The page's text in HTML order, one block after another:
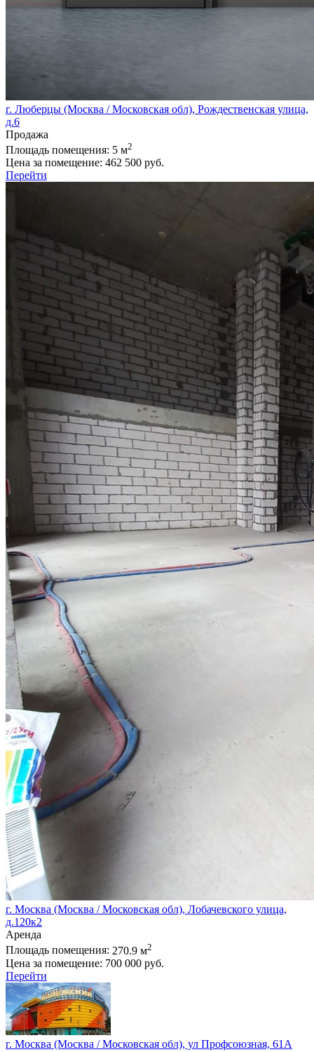
г. Люберцы (Москва / Московская обл), Рождественская улица,
д.6
Продажа
Площадь помещения: 5 м2
Цена за помещение: 462 500 руб.
Перейти
г. Москва (Москва / Московская обл), Лобачевского улица,
д.120к2
Аренда
Площадь помещения: 270.9 м2
Цена за помещение: 700 000 руб.
Перейти
г. Москва (Москва / Московская обл), ул Профсоюзная, 61А